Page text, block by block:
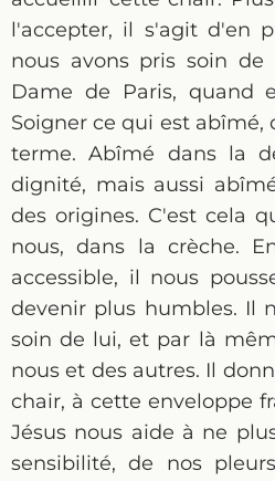
l'accepter, il s'agit d'en
nous avons pris soin de
Dame de Paris, quand
Soigner ce qui est abîmé,
terme. Abîmé dans la
dignité, mais aussi
des origines. C'est cela
nous, dans la crèche.
accessible, il nous
devenir plus humbles. Il
soin de lui, et par là
nous et des autres. Il
chair, à cette enveloppe
Jésus nous aide à ne
sensibilité, de nos